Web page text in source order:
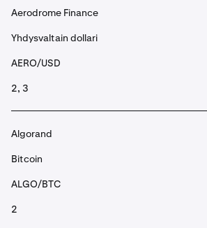
Aerodrome Finance
Yhdysvaltain dollari
AERO/USD
2, 3
Algorand
Bitcoin
ALGO/BTC
2